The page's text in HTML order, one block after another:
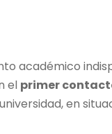
académico
el primer
en